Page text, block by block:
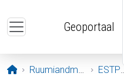
Geoportaal
Avaleht
Ruumiandmed ESTPOS